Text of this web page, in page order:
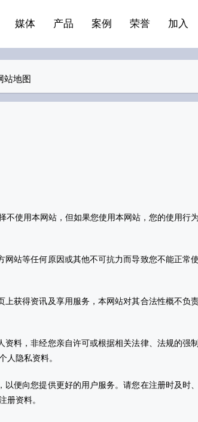
媒体
产品 案例 荣誉
加入
站地图
使用本网站，但如果您使用本网站，您的使用行
站等任何原因或其他不可抗力而导致您不能正常
获得资讯及享用服务，本网站对其合法性概不负
料，非经您亲自许可或根据相关法律、法规的强
人隐私资料。
便向您提供更好的用户服务。请您在注册时及时
册资料。